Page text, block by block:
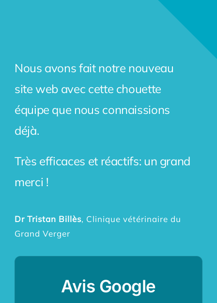
Nous avons fait notre nouveau
site web avec cette chouette
équipe que nous connaissions
déjà.
Très efficaces et réactifs: un grand
merci !
Dr Tristan Billès, Clinique vétérinaire du
Grand Verger
Avis Google